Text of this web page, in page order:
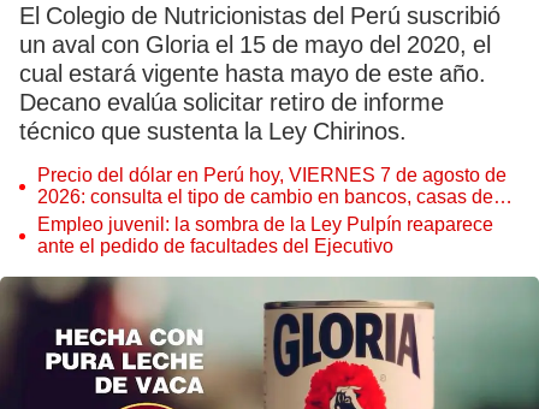
El Colegio de Nutricionistas del Perú suscribió
un aval con Gloria el 15 de mayo del 2020, el
cual estará vigente hasta mayo de este año.
Decano evalúa solicitar retiro de informe
técnico que sustenta la Ley Chirinos.
Precio del dólar en Perú hoy, VIERNES 7 de agosto de
2026: consulta el tipo de cambio en bancos, casas de
cambio y plataformas digitales
Empleo juvenil: la sombra de la Ley Pulpín reaparece
ante el pedido de facultades del Ejecutivo